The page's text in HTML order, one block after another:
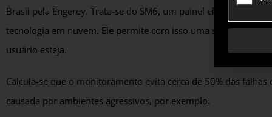
Brasil pela Engerey. Trata-se do SM6, um painel elétrico de
tecnologia em nuvem. Ele permite com isso uma supervisão
usuário esteja.
Calcula-se que o monitoramento evita cerca de 50% das
causada por ambientes agressivos, por exemplo.